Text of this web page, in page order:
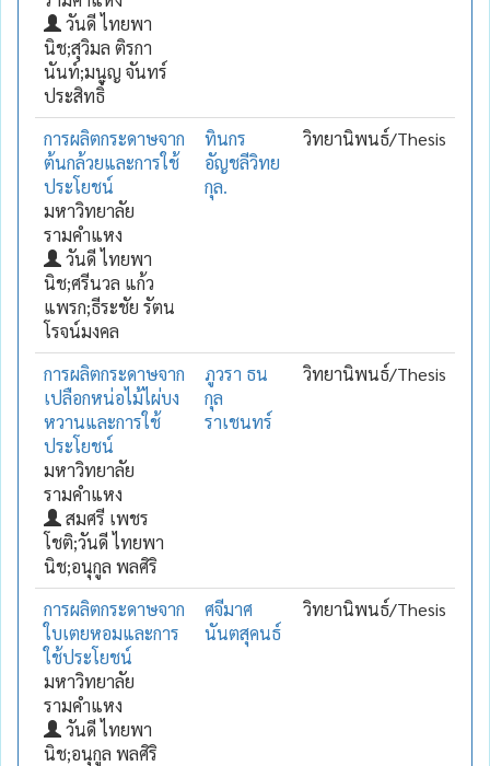
วันดี ไทยพา
นิช;สุวิมล ติรกา
นันท์;มนูญ จันทร์
ประสิทธิ์
การผลิตกระดาษจาก
ต้นกล้วยและการใช้
ประโยชน์
มหาวิทยาลัย
รามคำแหง
วันดี ไทยพา
นิช;ศรีนวล แก้ว
แพรก;ธีระชัย รัตน
โรจน์มงคล
ทินกร
อัญชลีวิทย
กุล.
วิทยานิพนธ์/Thesis
การผลิตกระดาษจาก
เปลือกหน่อไม้ไผ่บง
หวานและการใช้
ประโยชน์
มหาวิทยาลัย
รามคำแหง
สมศรี เพชร
โชติ;วันดี ไทยพา
นิช;อนุกูล พลศิริ
ภูวรา ธน
กุล
ราเชนทร์
วิทยานิพนธ์/Thesis
การผลิตกระดาษจาก
ใบเตยหอมและการ
ใช้ประโยชน์
มหาวิทยาลัย
รามคำแหง
วันดี ไทยพา
นิช;อนุกูล พลศิริ
ศจีมาศ
นันตสุคนธ์
วิทยานิพนธ์/Thesis